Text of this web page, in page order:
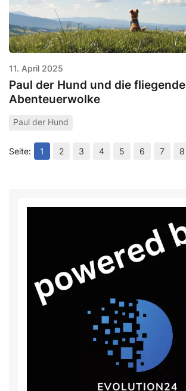
11. April 2025
Paul der Hund und die fliegende
Abenteuerwolke
Paul der Hund
1 2 3 4 5 6 7 8